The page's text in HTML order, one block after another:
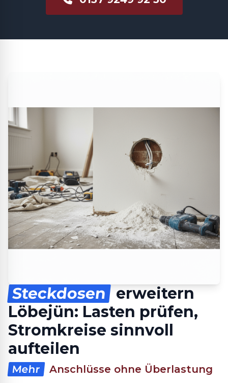
Steckdosen
erweitern
Löbejün: Lasten prüfen,
Stromkreise sinnvoll
aufteilen
Mehr Anschlüsse ohne Überlastung